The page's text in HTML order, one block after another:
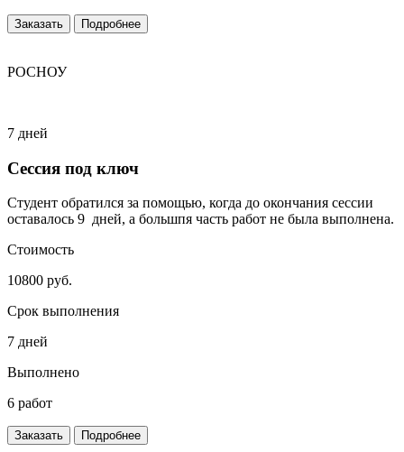
Заказать Подробнее
РОСНОУ
7 дней
Сессия под ключ
Студент обратился за помощью, когда до окончания сессии
оставалось 9 дней, а большпя часть работ не была выполнена.
Стоимость
10800 руб.
Срок выполнения
7 дней
Выполнено
6 работ
Заказать Подробнее